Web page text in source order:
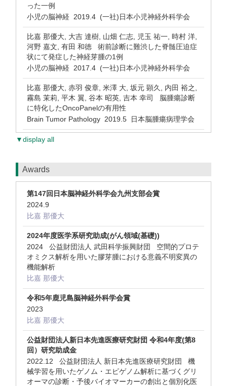
った一例
小児の脳神経 2019.4 (一社)日本小児神経外科学会
比嘉 那優大, 大吉 達樹, 山畑 仁志, 児玉 祐一, 時村 洋,
河野 嘉文, 有田 和徳 術前診断に難渋した脊髄圧迫症
状にて発症した神経芽腫の1例
小児の脳神経 2017.4 (一社)日本小児神経外科学会
比嘉 那優大, 赤羽 俊章, 米澤 大, 坂元 顕久, 内田 裕之,
霧島 茉莉, 平木 翼, 谷本 昭英, 吉本 幸司 脳腫瘍診断
に特化したOncoPanelの有用性
Brain Tumor Pathology 2019.5 日本脳腫瘍病理学会
▼display all
Awards
第147回日本脳神経外科学会九州支部会賞
2024.9
比嘉 那優大
2024年度医学系研究助成(がん領域(基礎))
2024 公益財団法人 武田科学振興財団 空間的プロテ
オミクス解析を用いた膠芽腫における意義不明変異の
機能解析
比嘉 那優大
令和5年鹿児島脳神経外科学会賞
2023
比嘉 那優大
公益財団法人新日本先進医療研究財団 令和4年度(第8
回）研究助成金
2022.12 公益財団法人 新日本先進医療研究財団 機
械学習を用いたゲノム・エピゲノム解析に基づくグリ
オーマの診断・予後バイオマーカーの創出と個別化医